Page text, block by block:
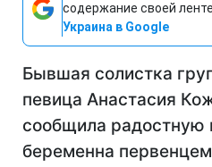
содержание своей ленте
Украина в Google
Бывшая солистка
певица Анастасия
сообщила радостную
беременна